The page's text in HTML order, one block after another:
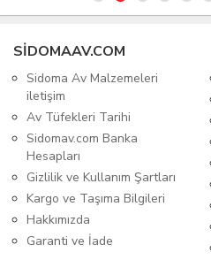
SIDOMAAV.COM
Sidoma Av Malzemeleri
iletişim
Av Tüfekleri Tarihi
Sidomav.com Banka
Hesapları
Gizlilik ve Kullanım Şartları
Kargo ve Taşıma Bilgileri
Hakkımızda
Garanti ve İade